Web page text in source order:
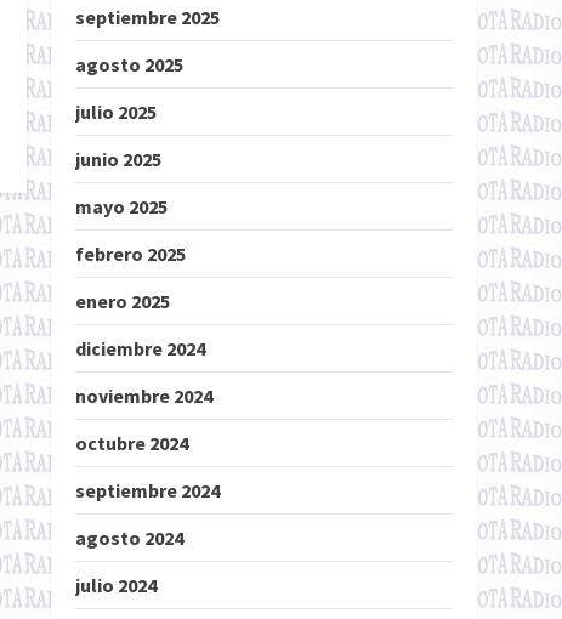
septiembre 2025
agosto 2025
julio 2025
junio 2025
mayo 2025
febrero 2025
enero 2025
diciembre 2024
noviembre 2024
octubre 2024
septiembre 2024
agosto 2024
julio 2024